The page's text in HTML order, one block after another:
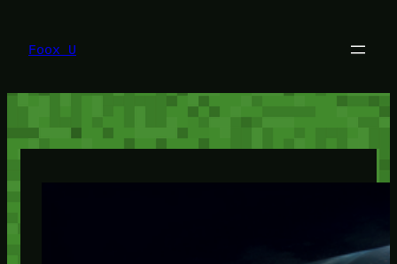
konten
Foox U